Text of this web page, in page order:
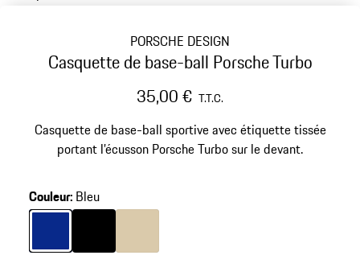
PORSCHE DESIGN
Casquette de base-ball Porsche Turbo
35,00 € T.T.C.
Casquette de base-ball sportive avec étiquette tissée
portant l’écusson Porsche Turbo sur le devant.
Couleur: Bleu